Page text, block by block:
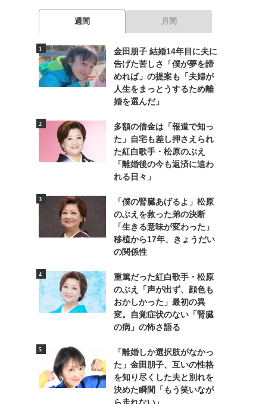
週間 月間
金田朋子 結婚14年目に夫に
告げた苦しさ「僕が夢を諦
めれば」の提案も「夫婦が
人生をまっとうするため離
婚を選んだ」
多額の借金は「報道で知っ
た」自宅も差し押さえられ
た紅白歌手・松原のぶえ
「離婚後の今も返済に追わ
れる日々」
「僕の腎臓あげるよ」松原
のぶえを救った弟の決断
「生きる意味が変わった」
移植から17年、きょうだい
の関係性
重篤だった紅白歌手・松原
のぶえ「声が出ず、顔色も
おかしかった」最初の異
変。自覚症状のない「腎臓
の病」の怖さ語る
「離婚しか選択肢がなかっ
た」金田朋子、互いの性格
を知り尽くした夫と別れを
決めた瞬間「もう笑いなが